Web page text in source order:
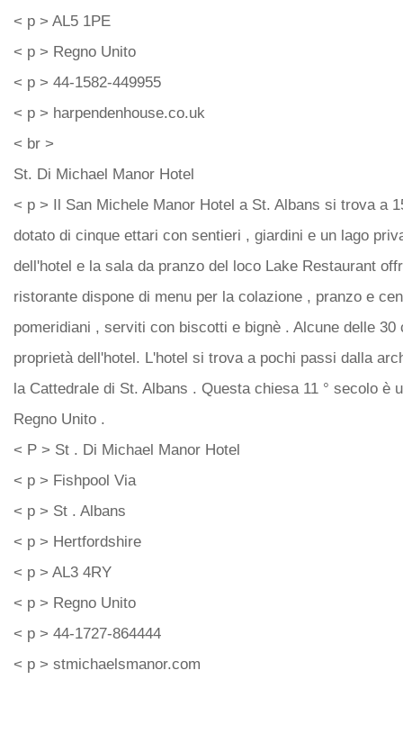
< p > AL5 1PE
< p > Regno Unito
< p > 44-1582-449955
< p > harpendenhouse.co.uk
< br >
St. Di Michael Manor Hotel
< p > Il San Michele Manor Hotel a St. Albans si trova a
dotato di cinque ettari con sentieri , giardini e un lago
dell'hotel e la sala da pranzo del loco Lake Restaurant
ristorante dispone di menu per la colazione , pranzo e
pomeridiani , serviti con biscotti e bignè . Alcune delle
proprietà dell'hotel. L'hotel si trova a pochi passi dalla
la Cattedrale di St. Albans . Questa chiesa 11 ° secolo è
Regno Unito .
< P > St . Di Michael Manor Hotel
< p > Fishpool Via
< p > St . Albans
< p > Hertfordshire
< p > AL3 4RY
< p > Regno Unito
< p > 44-1727-864444
< p > stmichaelsmanor.com